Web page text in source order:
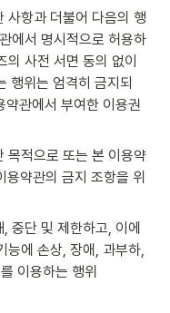
사항과 더불어 다음의 행
에서 명시적으로 허용하
사전 서면 동의 없이
행위는 엄격히 금지되
약관에서 부여한 이용권
목적으로 또는 본 이용약
약관의 금지 조항을 위
중단 및 제한하고, 이에
능에 손상, 장애, 과부하,
이용하는 행위